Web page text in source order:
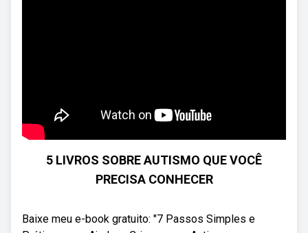
5 LIVROS SOBRE AUTISMO QUE VOCÊ
PRECISA CONHECER
Baixe meu e-book gratuito: "7 Passos Simples e